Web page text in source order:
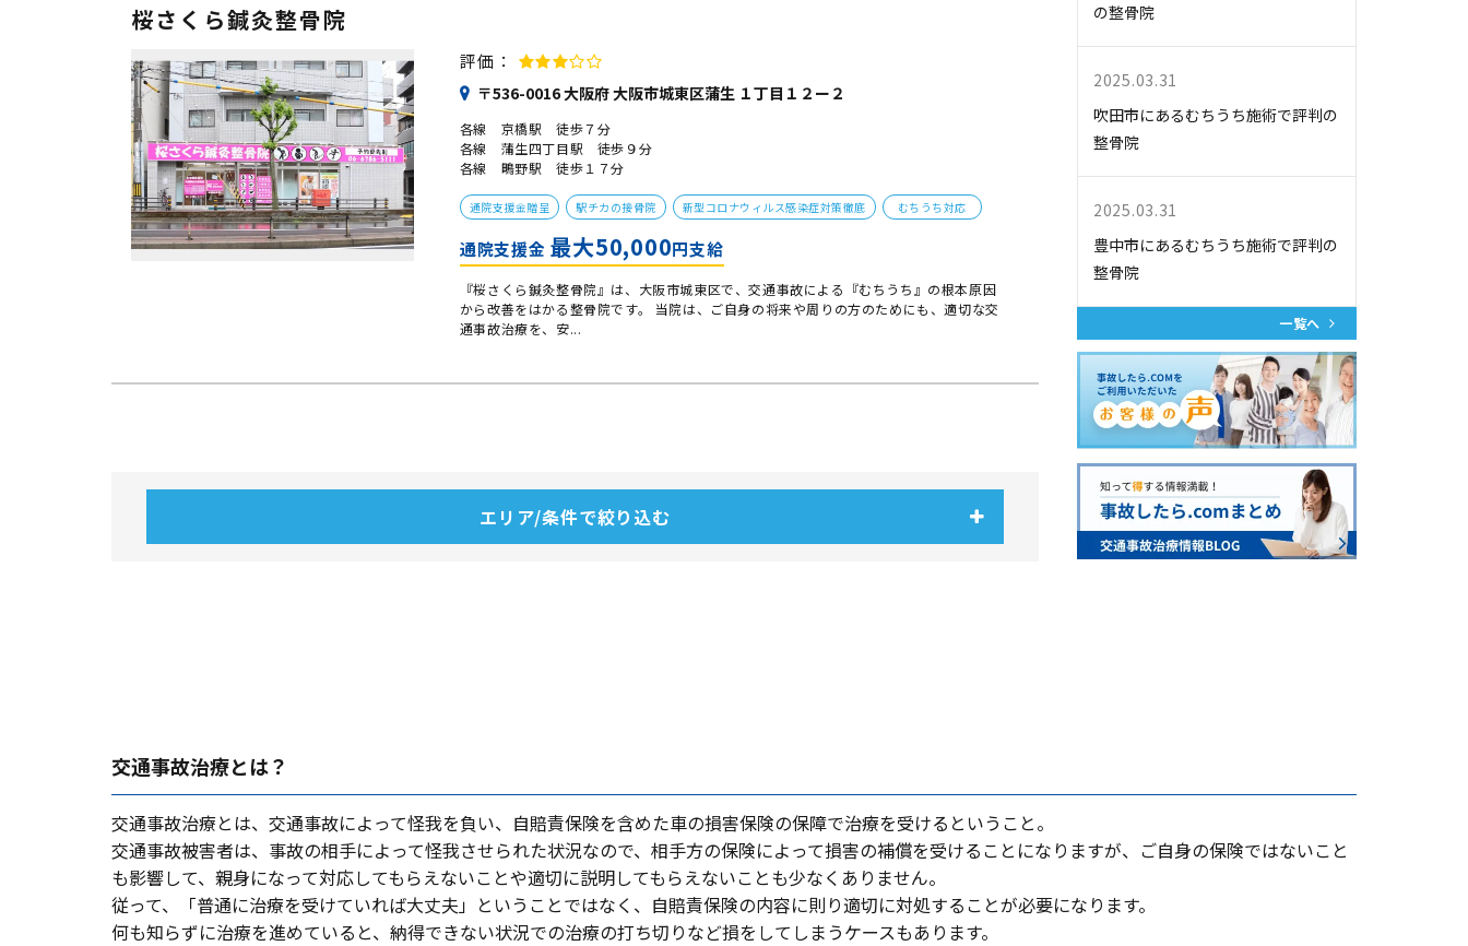
桜さくら鍼灸整骨院
評価：
〒536-0016 大阪府 大阪市城東区蒲生 １丁目１２ー２
各線 京橋駅 徒歩７分
各線 蒲生四丁目駅 徒歩９分
各線 鴫野駅 徒歩１７分
通院支援金贈呈 駅チカの接骨院 新型コロナウィルス感染症対策徹底 むちうち対応
通院支援金 最大50,000円支給
『桜さくら鍼灸整骨院』は、大阪市城東区で、交通事故による『むちうち』の根本原因
から改善をはかる整骨院です。 当院は、ご自身の将来や周りの方のためにも、適切な交
通事故治療を、安...
エリア/条件で絞り込む
の整骨院
2025.03.31
吹田市にあるむちうち施術で評判の
整骨院
2025.03.31
豊中市にあるむちうち施術で評判の
整骨院
一覧へ
交通事故治療とは？
交通事故治療とは、交通事故によって怪我を負い、⾃賠責保険を含めた⾞の損害保険の保障で治療を受けるということ。
交通事故被害者は、事故の相⼿によって怪我させられた状況なので、相⼿⽅の保険によって損害の補償を受けることになりますが、ご⾃⾝の保険ではないこと
も影響して、親⾝になって対応してもらえないことや適切に説明してもらえないことも少なくありません。
従って、「普通に治療を受けていれば⼤丈夫」ということではなく、⾃賠責保険の内容に則り適切に対処することが必要になります。
何も知らずに治療を進めていると、納得できない状況での治療の打ち切りなど損をしてしまうケースもあります。